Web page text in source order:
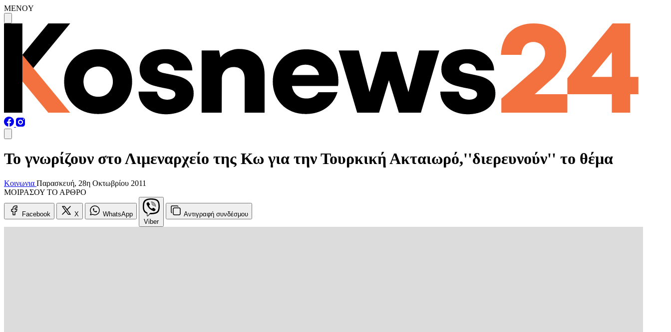
MENOY
Το γνωρίζουν στο Λιμεναρχείο της Κω για την Τουρκική Ακταιωρό,''διερευνούν'' το θέμα
Κοινωνια Παρασκευή, 28η Οκτωβρίου 2011
ΜΟΙΡΑΣΟΥ ΤΟ ΑΡΘΡΟ
Facebook X
WhatsApp
Viber
Αντιγραφή συνδέσμου